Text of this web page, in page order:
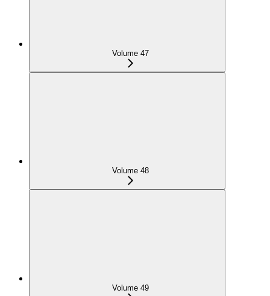
Volume 47
Volume 48
Volume 49